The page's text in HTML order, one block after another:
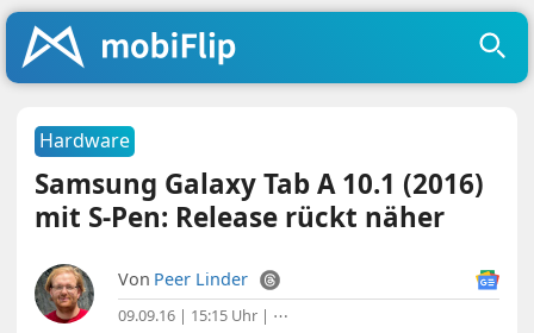
Hardware
Samsung Galaxy Tab A 10.1 (2016)
mit S-Pen: Release rückt näher
Von Peer Linder
09.09.16 | 15:15 Uhr | ⋯